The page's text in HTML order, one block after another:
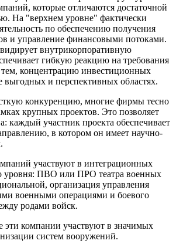
которые отличаются достаточной
На "верхнем уровне" фактически
по обеспечению получения
и управление финансовыми потоками.
внутрикорпоративную
гибкую реакцию на требования
концентрацию инвестиционных
выгодных и перспективных областях.
конкуренцию, многие фирмы тесно
крупных проектов. Это позволяет
каждый участник проекта обеспечивает
в котором он имеет научно-
участвуют в интеграционных
уровня: ПВО или ПРО театра военных
организация управления
военными операциями и боевого
родами войск.
эти компании участвуют в значимых
систем вооружений.